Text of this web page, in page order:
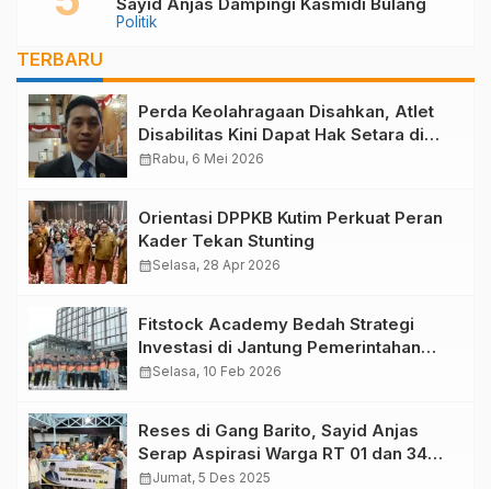
Politik
TERBARU
Perda Keolahragaan Disahkan, Atlet
Disabilitas Kini Dapat Hak Setara di
Kutim
calendar_monthRabu, 6 Mei 2026
Orientasi DPPKB Kutim Perkuat Peran
Kader Tekan Stunting
calendar_monthSelasa, 28 Apr 2026
Fitstock Academy Bedah Strategi
Investasi di Jantung Pemerintahan
Baru: Mengupas Prospek Saham dari
calendar_monthSelasa, 10 Feb 2026
Reses di Gang Barito, Sayid Anjas
Serap Aspirasi Warga RT 01 dan 34
Teluk Lingga
calendar_monthJumat, 5 Des 2025